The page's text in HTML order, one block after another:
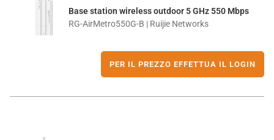
Base station wireless outdoor 5 GHz 550 Mbps
RG-AirMetro550G-B | Ruijie Networks
PER IL PREZZO EFFETTUA IL LOGIN